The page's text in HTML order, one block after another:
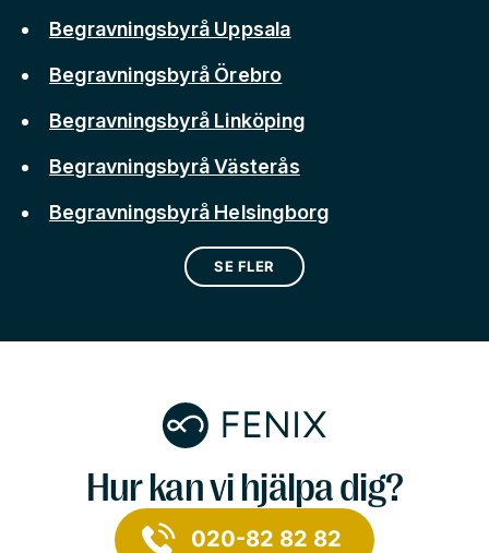
Begravningsbyrå Uppsala
Begravningsbyrå Örebro
Begravningsbyrå Linköping
Begravningsbyrå Västerås
Begravningsbyrå Helsingborg
SE FLER
Hur kan vi hjälpa dig?
020-82 82 82